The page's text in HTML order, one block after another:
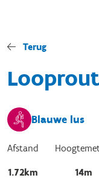
Terug
Blauwe lus
Afstand
1.72km 14m